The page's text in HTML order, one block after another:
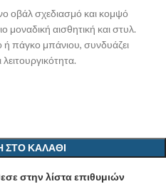
οβάλ σχεδιασμό και κομψό
μοναδική αισθητική και στυλ.
ή πάγκο μπάνιου, συνδυάζει
ΣΤΟ ΚΑΛΆΘΙ
στην λίστα επιθυμιών